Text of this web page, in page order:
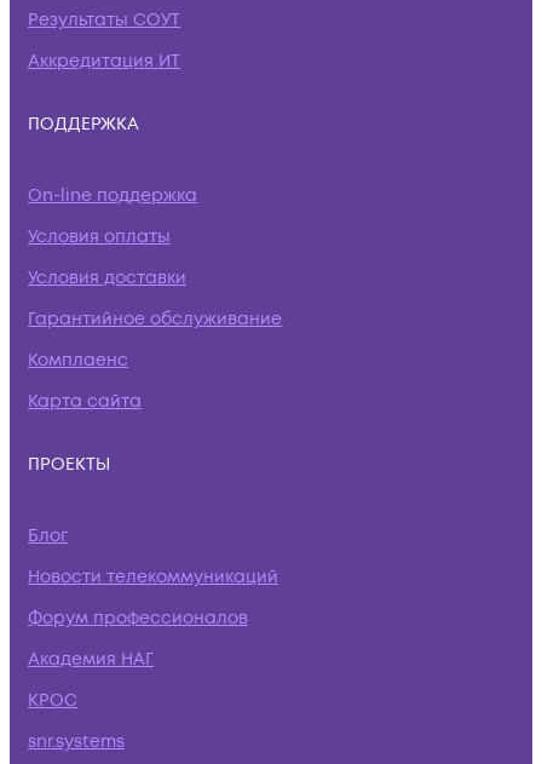
Результаты СОУТ
Аккредитация ИТ
ПОДДЕРЖКА
On-line поддержка
Условия оплаты
Условия доставки
Гарантийное обслуживание
Комплаенс
Карта сайта
ПРОЕКТЫ
Блог
Новости телекоммуникаций
Форум профессионалов
Академия НАГ
КРОС
snr.systems